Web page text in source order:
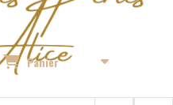
Panier